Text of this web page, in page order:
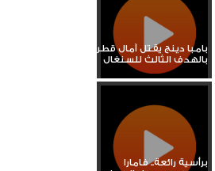
بامبا دينج يقتل آمال قطر
بالهدف الثالث للسنغال
برأسية رائعة.. فامارا